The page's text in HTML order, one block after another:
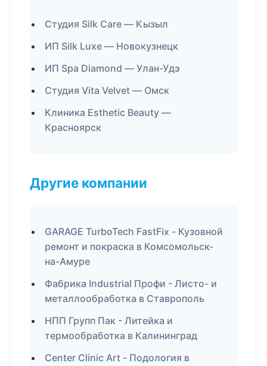
Студия Silk Care — Кызыл
ИП Silk Luxe — Новокузнецк
ИП Spa Diamond — Улан-Удэ
Студия Vita Velvet — Омск
Клиника Esthetic Beauty —
Красноярск
Другие компании
GARAGE TurboTech FastFix - Кузовной
ремонт и покраска в Комсомольск-
на-Амуре
Фабрика Industrial Профи - Листо- и
металлообработка в Ставрополь
НПП Групп Пак - Литейка и
термообработка в Калининград
Center Clinic Art - Подология в